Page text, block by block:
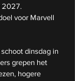
2027.
voor Marvell
dinsdag in
grepen het
hogere